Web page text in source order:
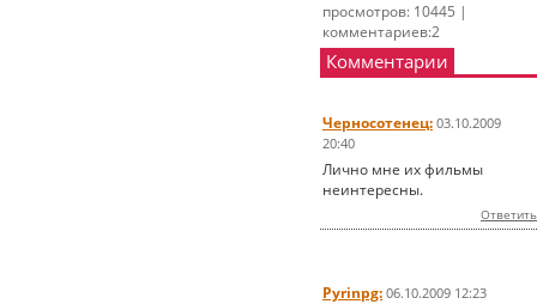
просмотров: 10445 |
комментариев:2
Комментарии
Черносотенец: 03.10.2009
20:40
Лично мне их фильмы
неинтересны.
Ответить
Pyrinpg: 06.10.2009 12:23